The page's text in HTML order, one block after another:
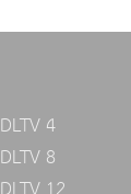
DLTV 4
DLTV 8